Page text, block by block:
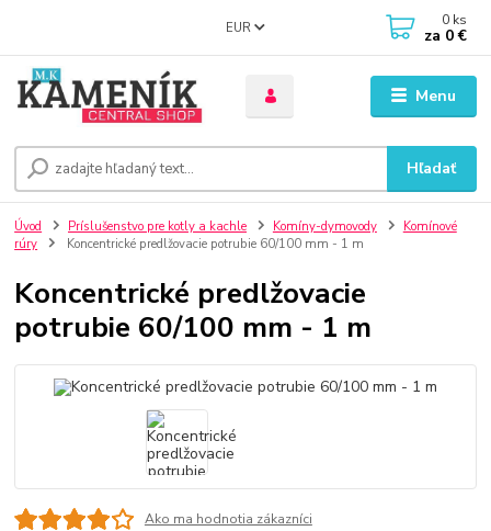
Menu
EUR
Hľadať
0 ks
za 0 €
Úvod Príslušenstvo pre kotly a kachle Komíny-dymovody
Komínové
rúry
Koncentrické predlžovacie potrubie 60/100 mm - 1 m
Koncentrické predlžovacie
potrubie 60/100 mm - 1 m
Ako ma hodnotia zákazníci